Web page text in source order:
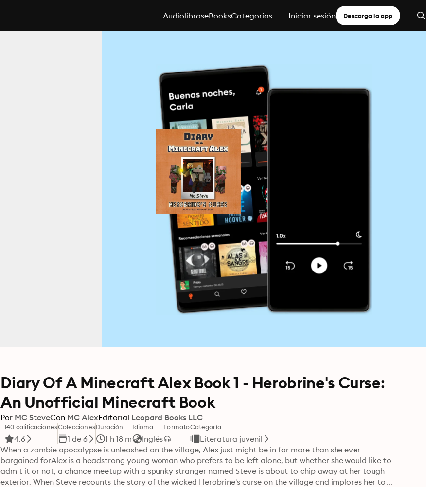
AudiolibroseBooksCategorías Iniciar sesión Descarga la app
Diary Of A Minecraft Alex Book 1 - Herobrine's Curse:
An Unofficial Minecraft Book
Por MC SteveCon MC AlexEditorial Leopard Books LLC
140 calificaciones
4.6
Colecciones
1 de 6
Duración
1 h 18 m
Idioma
Inglés
FormatoCategoría
Literatura juvenil
When a zombie apocalypse is unleashed on the village, Alex just might be in for more than she ever
bargained forAlex is a headstrong young woman who prefers to be left alone, but whether she would like to
admit it or not, a chance meetup with a spunky stranger named Steve is about to chip away at her tough
exterior. When Steve recounts the story of the wicked Herobrine's curse on the village and implores her to